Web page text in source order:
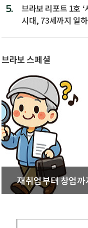
5.
브라보 리포트 1호 ‘
시대, 73세까지 일하
브라보 스페셜
재취업부터 창업